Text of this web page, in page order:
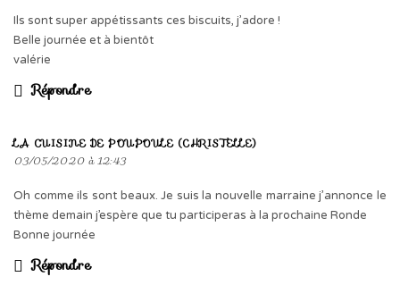
Ils sont super appétissants ces biscuits, j’adore !
Belle journée et à bientôt
valérie
Répondre
LA CUISINE DE POUPOULE (CHRISTELLE)
03/05/2020 à 12:43
Oh comme ils sont beaux. Je suis la nouvelle marraine j’annonce le
thème demain j’espère que tu participeras à la prochaine Ronde
Bonne journée
Répondre